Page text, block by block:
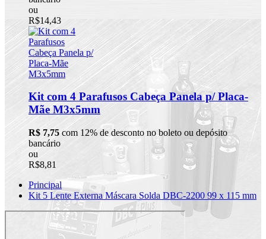
ou
R$14,43
Kit com 4 Parafusos Cabeça Panela p/ Placa-
Mãe M3x5mm
R$ 7,75 com 12% de desconto no boleto ou depósito
bancário
ou
R$8,81
Principal
Kit 5 Lente Externa Máscara Solda DBC-2200 99 x 115 mm